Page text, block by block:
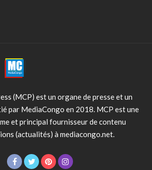
(MCP) est un organe de presse et un
par MediaCongo en 2018. MCP est une
et principal fournisseur de contenu
(actualités) à mediacongo.net.